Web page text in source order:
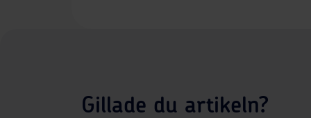
Gillade du artikeln?